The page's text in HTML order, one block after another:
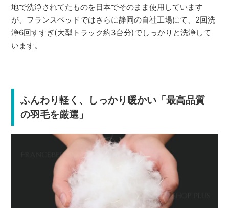
地で洗浄されてたものを日本でそのまま使用しています
が、フランスベッドではさらに静岡の自社工場にて、2回洗
浄6回すすぎ(大型トラック約3台分)でしっかりと洗浄して
います。
ふんわり軽く、しっかり暖かい「最高品質
の羽毛を厳選」